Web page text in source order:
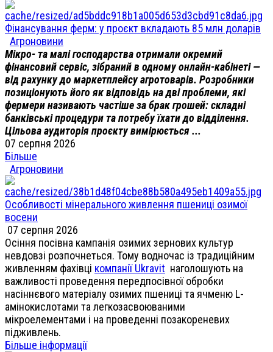
Фінансування ферм: у проєкт вкладають 85 млн доларів
Агроновини
Мікро- та малі господарства отримали окремий
фінансовий сервіс, зібраний в одному онлайн-кабінеті —
від рахунку до маркетплейсу агротоварів. Розробники
позиціонують його як відповідь на дві проблеми, які
фермери називають частіше за брак грошей: складні
банківські процедури та потребу їхати до відділення.
Цільова аудиторія проєкту вимірюється ...
07 серпня 2026
Більше
Агроновини
Особливості мінерального живлення пшениці озимої
восени
07 серпня 2026
Осіння посівна кампанія озимих зернових культур
невдовзі розпочнеться. Тому водночас із традиційним
живленням фахівці компанії Ukravit наголошують на
важливості проведення передпосівної обробки
насіннєвого матеріалу озимих пшениці та ячменю L-
амінокислотами та легкозасвоюваними
мікроелементами і на проведенні позакореневих
підживлень.
Більше інформації